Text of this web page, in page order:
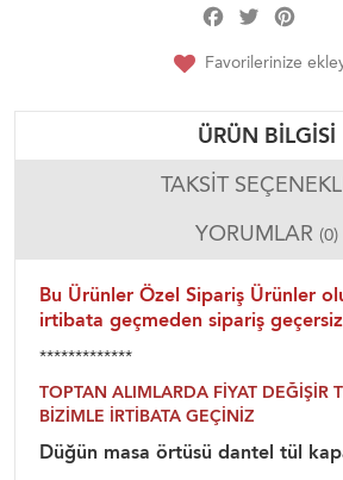
Facebook
Twitter
Favorilerinize
ÜRÜN BILGISI
TAKSIT
YORUMLAR (0)
Bu Ürünler Özel Sipariş Ürünler
irtibata geçmeden sipariş
*************
TOPTAN ALIMLARDA FİYAT DEĞİŞİR
BİZİMLE İRTİBATA GEÇİNİZ
Düğün masa örtüsü dantel tül